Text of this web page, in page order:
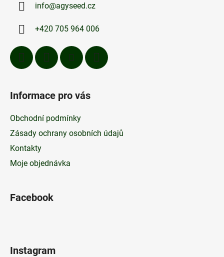
info@agyseed.cz
+420 705 964 006
Informace pro vás
Obchodní podmínky
Zásady ochrany osobních údajů
Kontakty
Moje objednávka
Facebook
Instagram